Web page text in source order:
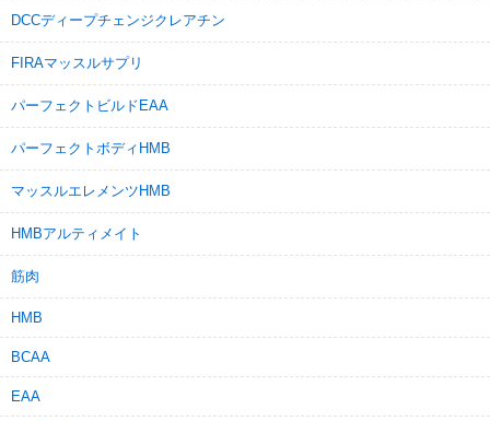
DCCディープチェンジクレアチン
FIRAマッスルサプリ
パーフェクトビルドEAA
パーフェクトボディHMB
マッスルエレメンツHMB
HMBアルティメイト
筋肉
HMB
BCAA
EAA